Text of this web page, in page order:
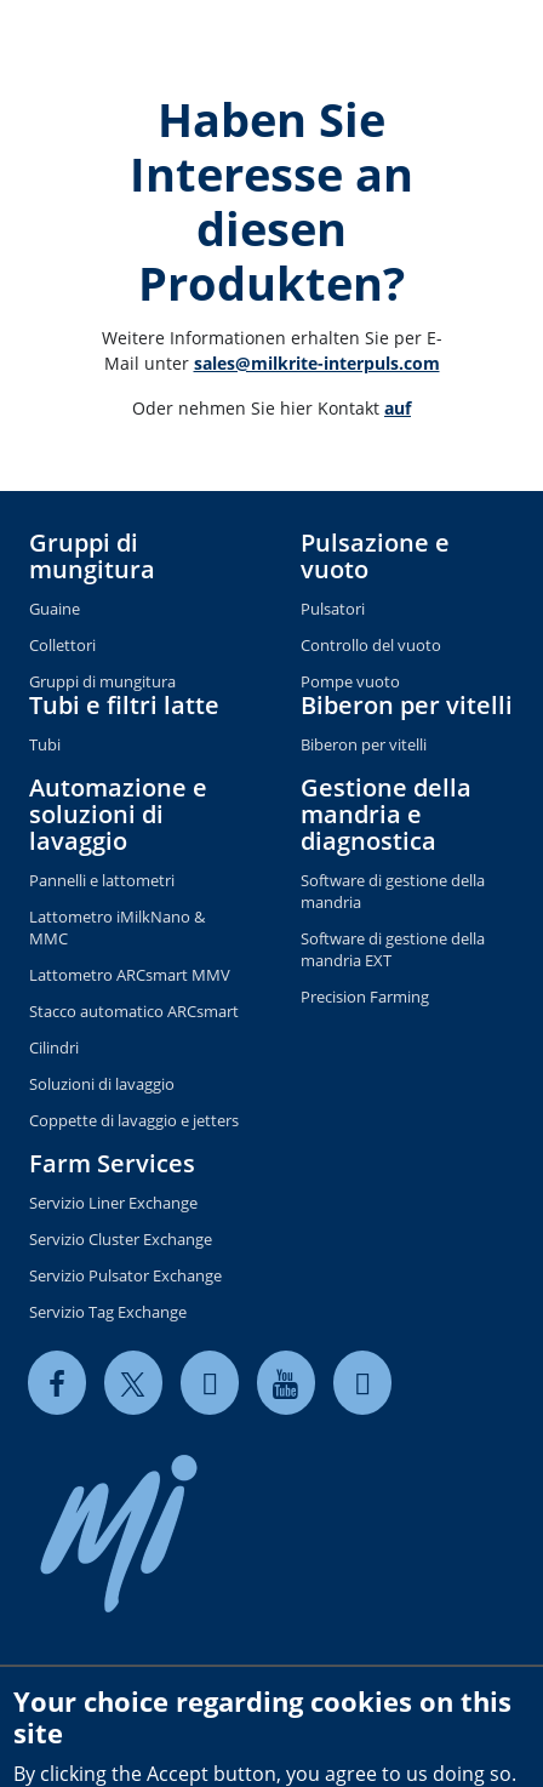
Haben Sie
Interesse an
diesen
Produkten?
Weitere Informationen erhalten Sie per E-
Mail unter sales@milkrite-interpuls.com
Oder nehmen Sie hier Kontakt auf
Gruppi di
mungitura
Guaine
Collettori
Gruppi di mungitura
Tubi e filtri latte
Tubi
Pulsazione e
vuoto
Pulsatori
Controllo del vuoto
Pompe vuoto
Biberon per vitelli
Biberon per vitelli
Automazione e
soluzioni di
lavaggio
Pannelli e lattometri
Lattometro iMilkNano &
MMC
Lattometro ARCsmart MMV
Stacco automatico ARCsmart
Cilindri
Soluzioni di lavaggio
Coppette di lavaggio e jetters
Gestione della
mandria e
diagnostica
Software di gestione della
mandria
Software di gestione della
mandria EXT
Precision Farming
Farm Services
Servizio Liner Exchange
Servizio Cluster Exchange
Servizio Pulsator Exchange
Servizio Tag Exchange
Copyright © 2026 milkrite | InterPuls. All rights reserved.
Terms of use
Your choice regarding cookies on this
site
By clicking the Accept button, you agree to us doing so.